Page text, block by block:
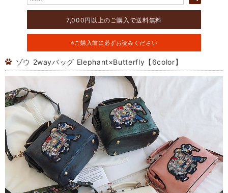
7,000円以上のご購入で送料無料
※ご購入前に必ずお読みください
ゾウ 2wayバッグ Elephant×Butterfly【6color】